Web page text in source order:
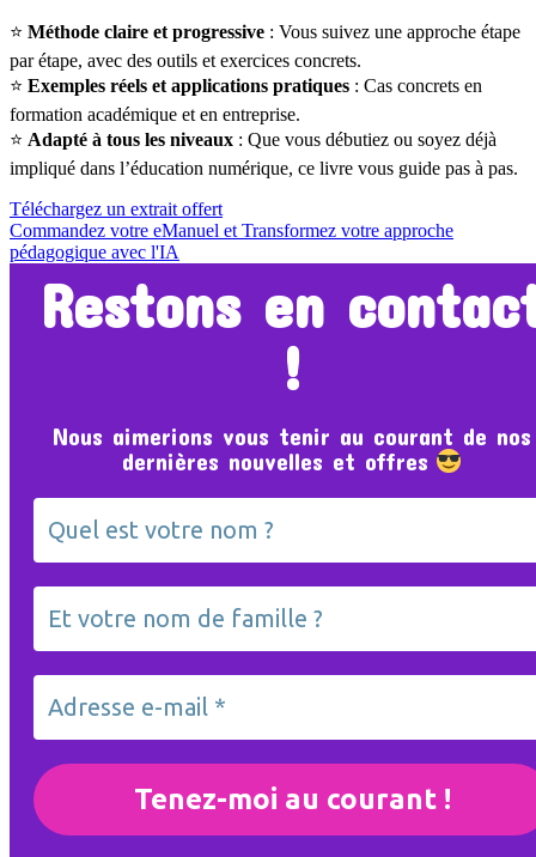
⭐ Méthode claire et progressive : Vous suivez une approche étape
par étape, avec des outils et exercices concrets.
⭐ Exemples réels et applications pratiques : Cas concrets en
formation académique et en entreprise.
⭐ Adapté à tous les niveaux : Que vous débutiez ou soyez déjà
impliqué dans l’éducation numérique, ce livre vous guide pas à pas.
Téléchargez un extrait offert
Commandez votre eManuel et Transformez votre approche
pédagogique avec l'IA
Restons en
!
Nous aimerions vous tenir au courant de nos
dernières nouvelles et offres